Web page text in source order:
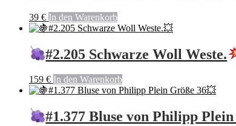
39 € In den Warenkorb
#2.205 Schwarze Woll Weste.
159 € In den Warenkorb
#1.377 Bluse von Philipp